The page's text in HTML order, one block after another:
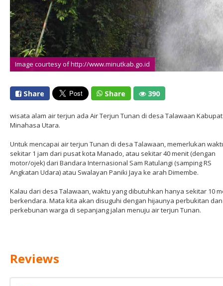
Image courtesy of http://www.minutkab.go.id
Share Share 390
wisata alam air terjun ada Air Terjun Tunan di desa Talawaan
Minahasa Utara.
Untuk mencapai air terjun Tunan di desa Talawaan, memerlukan
sekitar 1 jam dari pusat kota Manado, atau sekitar 40 menit (dengan
motor/ojek) dari Bandara Internasional Sam Ratulangi (samping RS
Angkatan Udara) atau Swalayan Paniki Jaya ke arah Dimembe.
Kalau dari desa Talawaan, waktu yang dibutuhkan hanya sekitar 10
berkendara. Mata kita akan disuguhi dengan hijaunya perbukitan dan
perkebunan warga di sepanjang jalan menuju air terjun Tunan.
Reviews